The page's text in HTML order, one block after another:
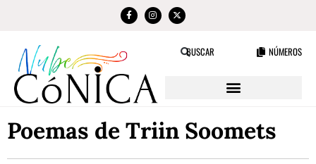
BUSCAR NÚMEROS
Poemas de Triin Soomets